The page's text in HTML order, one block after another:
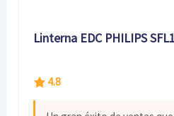
Linterna EDC PHILIPS
4.8